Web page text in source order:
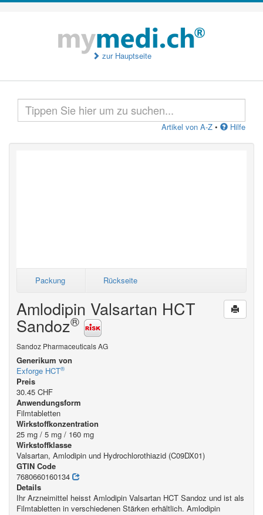
zur Hauptseite
Artikel von A-Z • Hilfe
Packung Rückseite
Amlodipin Valsartan HCT
Sandoz®
Sandoz Pharmaceuticals AG
Generikum von
Exforge HCT®
Preis
30.45 CHF
Anwendungsform
Filmtabletten
Wirkstoffkonzentration
25 mg / 5 mg / 160 mg
Wirkstoffklasse
Valsartan, Amlodipin und Hydrochlorothiazid (C09DX01)
GTIN Code
7680660160134
Details
Ihr Arzneimittel heisst Amlodipin Valsartan HCT Sandoz und ist als
Filmtabletten in verschiedenen Stärken erhältlich. Amlodipin